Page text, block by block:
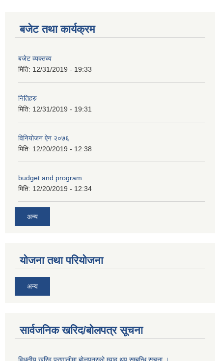
बजेट तथा कार्यक्रम
बजेट व्यक्तव्य
मिति: 12/31/2019 - 19:33
नितिहरु
मिति: 12/31/2019 - 19:31
विनियोजन ऐन २०७६
मिति: 12/20/2019 - 12:38
budget and program
मिति: 12/20/2019 - 12:34
अन्य
योजना तथा परियोजना
अन्य
सार्वजनिक खरिद/बोलपत्र सूचना